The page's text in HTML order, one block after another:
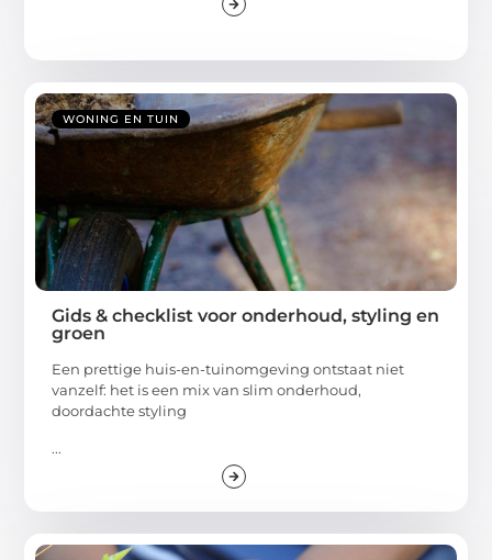
WONING EN TUIN
Gids & checklist voor onderhoud, styling en
groen
Een prettige huis-en-tuinomgeving ontstaat niet
vanzelf: het is een mix van slim onderhoud,
doordachte styling
...